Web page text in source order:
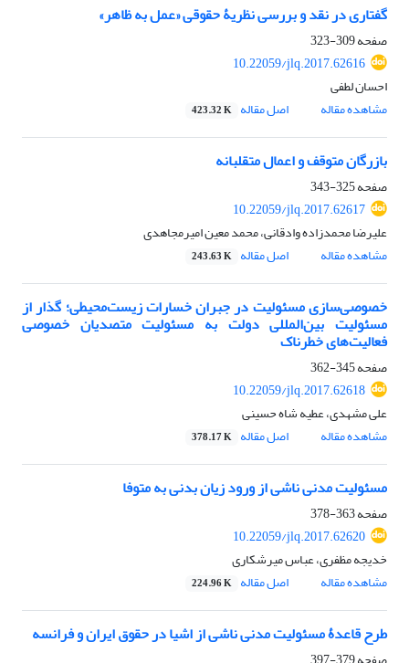
گفتاری در نقد و بررسی نظریۀ حقوقی «عمل به ظاهر»
صفحه309-323
10.22059/jlq.2017.62616
احسان لطفی
مشاهده مقاله
اصل مقاله 423.32 K
بازرگان متوقف و اعمال متقلبانه
صفحه325-343
10.22059/jlq.2017.62617
علیرضا محمدزاده وادقانی، محمد معین امیرمجاهدی
مشاهده مقاله
اصل مقاله 243.63 K
خصوصی‌سازی مسئولیت در جبران خسارات زیست‌محیطی؛ گذار از
مسئولیت بین‌المللی دولت به مسئولیت متصدیان خصوصی
فعالیت‌های خطرناک
صفحه345-362
10.22059/jlq.2017.62618
علی مشهدی، عطیه شاه حسینی
مشاهده مقاله
اصل مقاله 378.17 K
مسئولیت مدنی ناشی از ورود زیان بدنی به متوفا
صفحه363-378
10.22059/jlq.2017.62620
خدیجه مظفری، عباس میرشکاری
مشاهده مقاله
اصل مقاله 224.96 K
طرح قاعدۀ مسئولیت مدنی ناشی از اشیا در حقوق ایران و فرانسه